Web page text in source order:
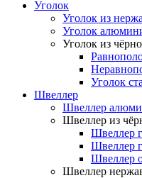
Уголок
Уголок из
Уголок
Уголок из
Уголок
Швеллер
Швеллер
Швеллер из
Швеллер
Швеллер
Швеллер
Швеллер